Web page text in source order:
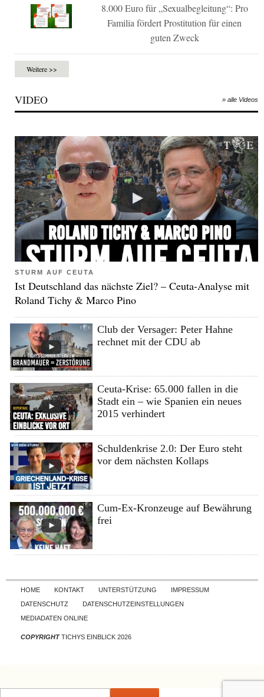
8.000 Euro für „Sexualbegleitung“: Pro
Familia fördert Prostitution für einen
guten Zweck
Weitere >>
VIDEO » alle Videos
STURM AUF CEUTA
Ist Deutschland das nächste Ziel? – Ceuta-Analyse mit
Roland Tichy & Marco Pino
Club der Versager: Peter Hahne
rechnet mit der CDU ab
Ceuta-Krise: 65.000 fallen in die
Stadt ein – wie Spanien ein neues
2015 verhindert
Schuldenkrise 2.0: Der Euro steht
vor dem nächsten Kollaps
Cum-Ex-Kronzeuge auf Bewährung
frei
Skip to content
HOME KONTAKT UNTERSTÜTZUNG
IMPRESSUM
DATENSCHUTZ
DATENSCHUTZEINSTELLUNGEN
MEDIADATEN ONLINE
COPYRIGHTTICHYS EINBLICK 2026